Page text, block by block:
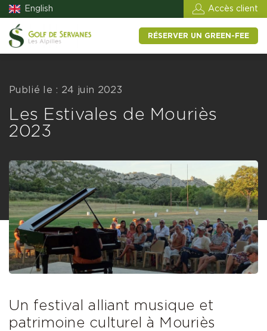
English Accès client
RÉSERVER UN GREEN-FEE
Publié le : 24 juin 2023
Les Estivales de Mouriès
2023
Un festival alliant musique et
patrimoine culturel à Mouriès